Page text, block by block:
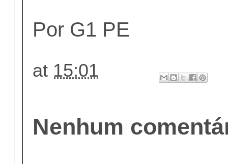
Por G1 PE
at 15:01
Nenhum